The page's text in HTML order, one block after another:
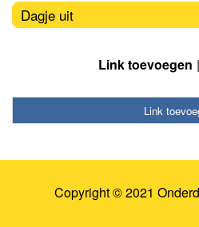
Dagje uit
Link toevoegen
Link
Copyright © 2021